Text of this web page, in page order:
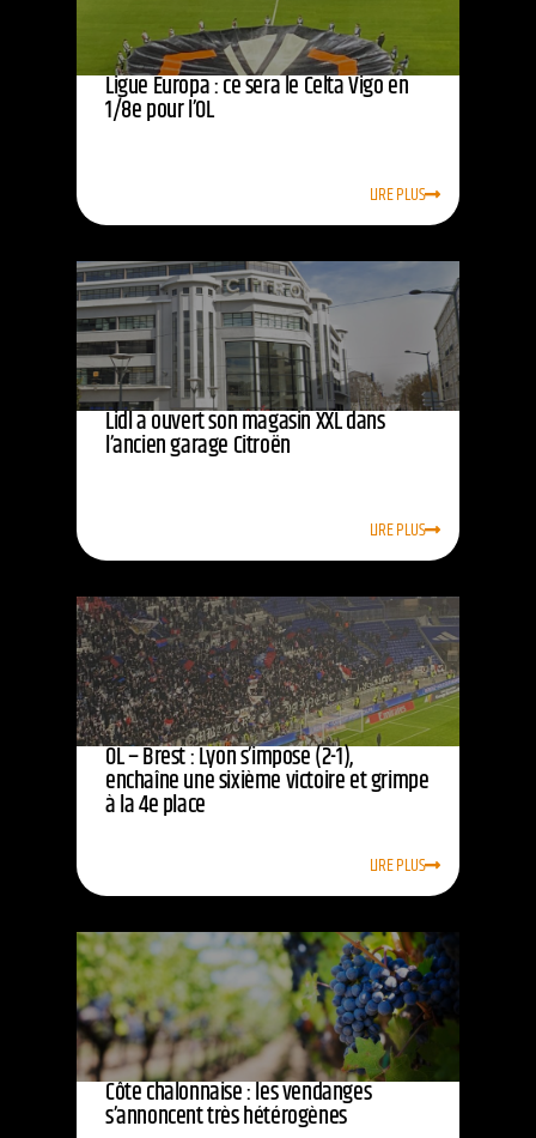
Ligue Europa : ce sera le Celta Vigo en
1/8e pour l’OL
LIRE PLUS
Lidl a ouvert son magasin XXL dans
l’ancien garage Citroën
LIRE PLUS
OL – Brest : Lyon s’impose (2-1),
enchaîne une sixième victoire et grimpe
à la 4e place
LIRE PLUS
Côte chalonnaise : les vendanges
s’annoncent très hétérogènes